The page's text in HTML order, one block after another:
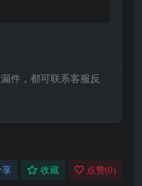
件，都可联系客服反
享 收藏 点赞(0)